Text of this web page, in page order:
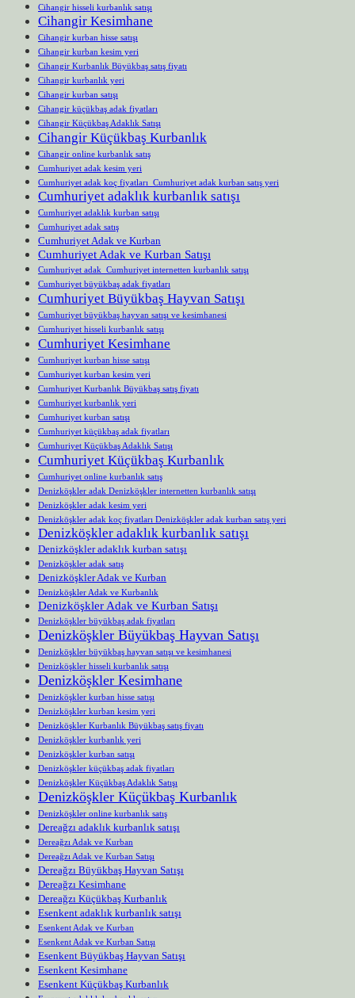
Cihangir hisseli kurbanlık satışı
Cihangir Kesimhane
Cihangir kurban hisse satışı
Cihangir kurban kesim yeri
Cihangir Kurbanlık Büyükbaş satış fiyatı
Cihangir kurbanlık yeri
Cihangir kurban satışı
Cihangir küçükbaş adak fiyatları
Cihangir Küçükbaş Adaklık Satışı
Cihangir Küçükbaş Kurbanlık
Cihangir online kurbanlık satış
Cumhuriyet adak kesim yeri
Cumhuriyet adak koç fiyatları Cumhuriyet adak kurban satış yeri
Cumhuriyet adaklık kurbanlık satışı
Cumhuriyet adaklık kurban satışı
Cumhuriyet adak satış
Cumhuriyet Adak ve Kurban
Cumhuriyet Adak ve Kurban Satışı
Cumhuriyet adak Cumhuriyet internetten kurbanlık satışı
Cumhuriyet büyükbaş adak fiyatları
Cumhuriyet Büyükbaş Hayvan Satışı
Cumhuriyet büyükbaş hayvan satışı ve kesimhanesi
Cumhuriyet hisseli kurbanlık satışı
Cumhuriyet Kesimhane
Cumhuriyet kurban hisse satışı
Cumhuriyet kurban kesim yeri
Cumhuriyet Kurbanlık Büyükbaş satış fiyatı
Cumhuriyet kurbanlık yeri
Cumhuriyet kurban satışı
Cumhuriyet küçükbaş adak fiyatları
Cumhuriyet Küçükbaş Adaklık Satışı
Cumhuriyet Küçükbaş Kurbanlık
Cumhuriyet online kurbanlık satış
Denizköşkler adak Denizköşkler internetten kurbanlık satışı
Denizköşkler adak kesim yeri
Denizköşkler adak koç fiyatları Denizköşkler adak kurban satış yeri
Denizköşkler adaklık kurbanlık satışı
Denizköşkler adaklık kurban satışı
Denizköşkler adak satış
Denizköşkler Adak ve Kurban
Denizköşkler Adak ve Kurbanlık
Denizköşkler Adak ve Kurban Satışı
Denizköşkler büyükbaş adak fiyatları
Denizköşkler Büyükbaş Hayvan Satışı
Denizköşkler büyükbaş hayvan satışı ve kesimhanesi
Denizköşkler hisseli kurbanlık satışı
Denizköşkler Kesimhane
Denizköşkler kurban hisse satışı
Denizköşkler kurban kesim yeri
Denizköşkler Kurbanlık Büyükbaş satış fiyatı
Denizköşkler kurbanlık yeri
Denizköşkler kurban satışı
Denizköşkler küçükbaş adak fiyatları
Denizköşkler Küçükbaş Adaklık Satışı
Denizköşkler Küçükbaş Kurbanlık
Denizköşkler online kurbanlık satış
Dereağzı adaklık kurbanlık satışı
Dereağzı Adak ve Kurban
Dereağzı Adak ve Kurban Satışı
Dereağzı Büyükbaş Hayvan Satışı
Dereağzı Kesimhane
Dereağzı Küçükbaş Kurbanlık
Esenkent adaklık kurbanlık satışı
Esenkent Adak ve Kurban
Esenkent Adak ve Kurban Satışı
Esenkent Büyükbaş Hayvan Satışı
Esenkent Kesimhane
Esenkent Küçükbaş Kurbanlık